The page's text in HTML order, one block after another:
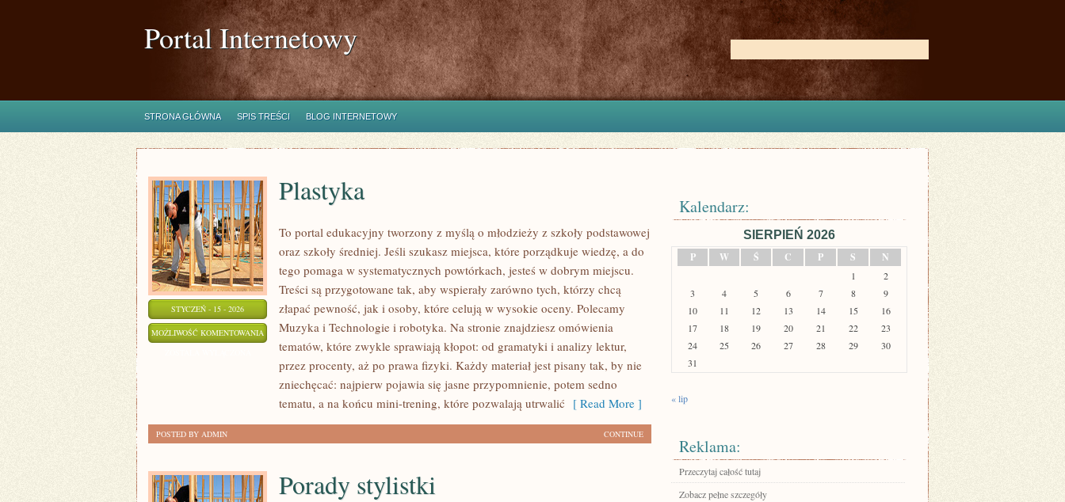
Portal Internetowy
STRONA GŁÓWNA SPIS TREŚCI BLOG INTERNETOWY
STYCZEŃ - 15 - 2026
MOŻLIWOŚĆ KOMENTOWANIA PLASTYKA
Plastyka
To portal edukacyjny tworzony z myślą o młodzieży z szkoły podstawowej
oraz szkoły średniej. Jeśli szukasz miejsca, które porządkuje wiedzę, a do
tego pomaga w systematycznych powtórkach, jesteś w dobrym miejscu.
Treści są przygotowane tak, aby wspierały zarówno tych, którzy chcą
złapać pewność, jak i osoby, które celują w wysokie oceny. Polecamy
Muzyka i Technologie i robotyka. Na stronie znajdziesz omówienia
tematów, które zwykle sprawiają kłopot: od gramatyki i analizy lektur,
przez procenty, aż po prawa fizyki. Każdy materiał jest pisany tak, by nie
zniechęcać: najpierw pojawia się jasne przypomnienie, potem sedno
tematu, a na końcu mini-trening, które pozwalają utrwalić [ Read More ]
CONTINUE
POSTED BY ADMIN
Porady stylistki
Kalendarz:
SIERPIEŃ 2026
P
W Ś C P S N
1
2
3
4 5 6 7 8
9
10
11 12 13 14 15
16
17
18 19 20 21 22
23
24
25 26 27 28 29
30
31
« lip
Reklama:
Przeczytaj całość tutaj
Zobacz pełne szczegóły